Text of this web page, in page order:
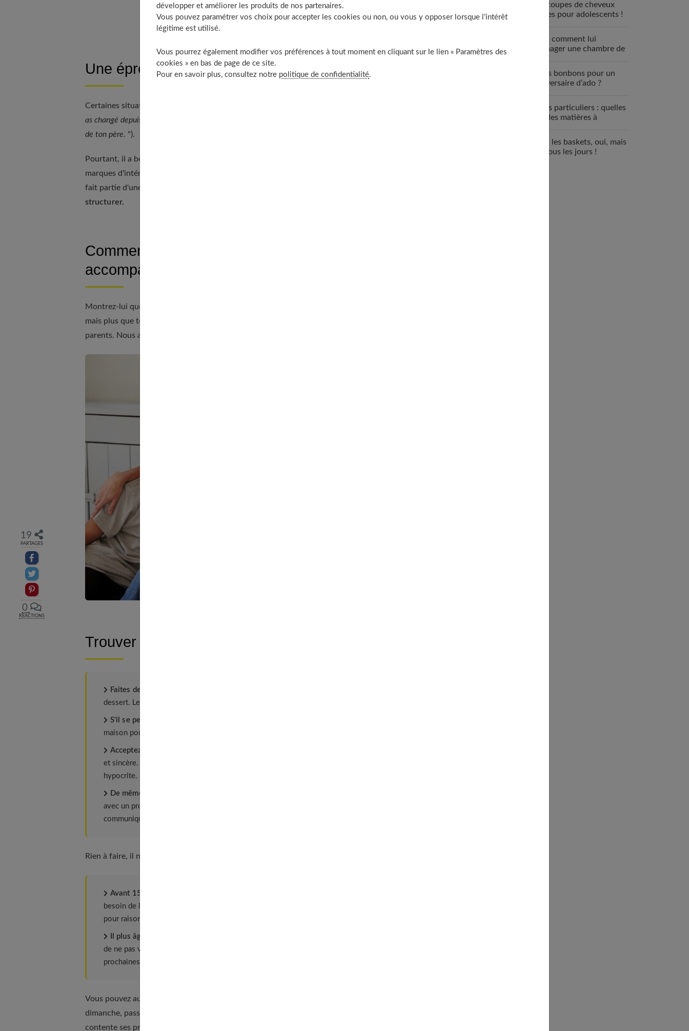
19
PARTAGES
Partager sur facebook
Partager sur Twitter
Epingler sur Pinterest
0
RÉACTIONS
Trouver un terrain d’entente
Une épreuve nécessaire pour l’ado
Certaines situations peuvent être embarrassantes pour lui : la famille le compare à lui-même ("
as changé depuis la dernière fois, tu es devenue une vraie femme
de ton père. ").
Pourtant, il a beau soupirer, lever les yeux au ciel, rougir de timidité... ces propos sont autant de
marques d'intérêt.
fait partie d'une histoire unique à partager avec les membres de sa famille. Il en
structurer.
Comment soutenir son ado et l’inciter à vous
accompagner ?
Montrez-lui que vous comprenez son désaccord ("Nous imaginons bien que ce n'est pas facile pour toi")
mais plus que tout, mettez-le devant ses responsabilités ("C'est important pour nous et tes grands-
parents. Nous attendons de toi que tu fasses cet effort. Nous comptons sur toi.
Trouver un terrain d’entente
Faites des concessions
dessert. Le déjeuner s'éternise ? Proposez-lui de quitter plus tôt les lieux, juste après la fin du repas.
S'il se permet quelques réflexions à table, ne le reprenez pas en public
maison pour lui demander des explications.
Acceptez qu'il vienne dans la tenue de son choix
et sincère. Si vous tentez de le déguiser, il imagine que vous lui demandez de jouer un rôle et d'être
hypocrite.
De même, il peut vous reprocher votre manque de sincérité
avec un proche que vous n'appréciez pas. Expliquez-lui les nécessités de la vie en société :
communiquer, avec tact et pudeur, des devoirs nécessaires pour respecter l'autre.
Rien à faire, il ne veut pas venir
Avant 15 ans, il est important de s'opposer
besoin de limites claires. Il ne faut pas chercher à éviter les crises à tout prix. Elles sont nécessaires
pour raisonner l’ado sur des sujets importants : le respect de la famille en est un !
Il plus âgé ? Ne lâchez pas sans discuter
de ne pas venir. » Si la décision de participer lui revient, peut-être sera-t-il plus conciliant pour les
prochaines réunions.
Vous pouvez aussi lui proposer une alternative ; Si tu ne viens pas à l’anniversaire de ta grand-mère
dimanche, passe la voir un soir de cette semaine. Ainsi, l'ado obtient une certaine marge de liberté et
contente ses proches.
100 coupes de cheveux
stylées pour adolescents !
Ado : comment lui
aménager une chambre de
Quels bonbons pour un
anniversaire d’ado ?
Cours particuliers : quelles
sont les matières à
Ado : les baskets, oui, mais
pas tous les jours !
développer et améliorer les produits de nos partenaires.
Vous pouvez paramétrer vos choix pour accepter les cookies ou non, ou vous y opposer lorsque l’intérêt
légitime est utilisé.
Vous pourrez également modifier vos préférences à tout moment en cliquant sur le lien « Paramètres des
cookies » en bas de page de ce site.
Pour en savoir plus, consultez notre politique de confidentialité.